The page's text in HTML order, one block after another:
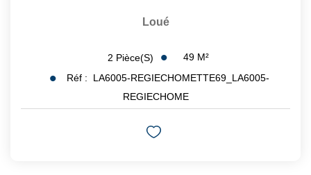
Loué
2 Pièce(s) 49 M²
Réf :
LA6005-REGIECHOMETTE69_LA6005-
REGIECHOME